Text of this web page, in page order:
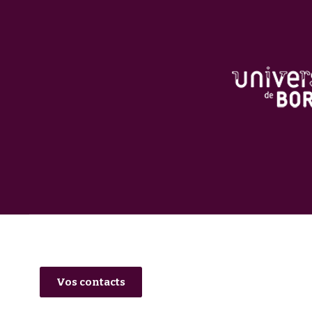
Vos contacts